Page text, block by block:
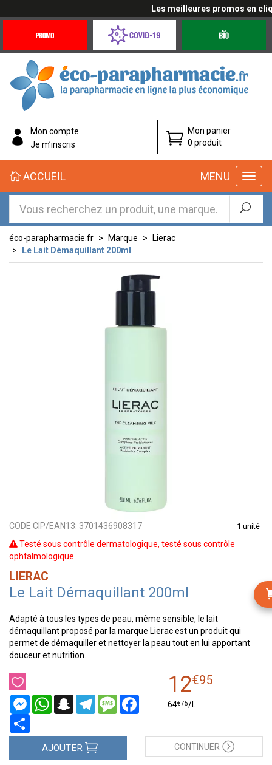
Les meilleures promos en
Offres
Coronavirus
éco-
parapharmacie.fr
éco-
parapharmacie.fr
Mon compte
Je m’inscris
Mon panier
0 produit
MENU
ACCUEIL
éco-parapharmacie.fr Marque
Lierac
Le Lait Démaquillant 200ml
CODE CIP/EAN13: 3701436908317 1 unité
Testé sous contrôle dermatologique, testé sous contrôle
ophtalmologique
LIERAC
Le Lait Démaquillant 200ml
Adapté à tous les types de peau, même sensible, le lait
démaquillant proposé par la marque Lierac est un produit qui
permet de démaquiller et nettoyer la peau tout en lui apportant
douceur et nutrition.
MessengerWhatsAppSnapchatTelegramMessageFacebook
12€95
64€75/
AJOUTER CONTINUER